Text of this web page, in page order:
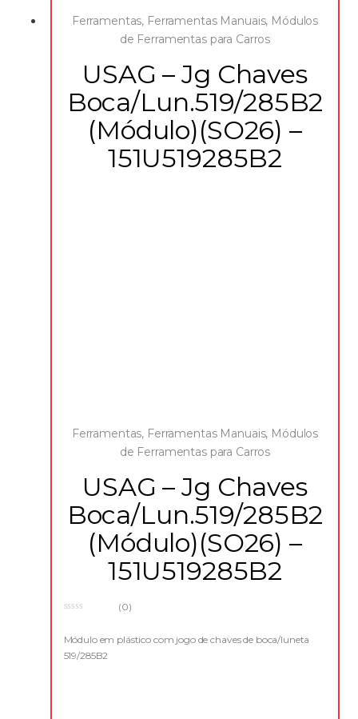
Ferramentas, Ferramentas Manuais, Módulos
de Ferramentas para Carros
USAG – Jg Chaves
Boca/Lun.519/285B2
(Módulo)(SO26) –
151U519285B2
Ferramentas, Ferramentas Manuais, Módulos
de Ferramentas para Carros
USAG – Jg Chaves
Boca/Lun.519/285B2
(Módulo)(SO26) –
151U519285B2
u
o
(0)
Módulo em plástico com jogo de chaves de boca/luneta
519/285B2